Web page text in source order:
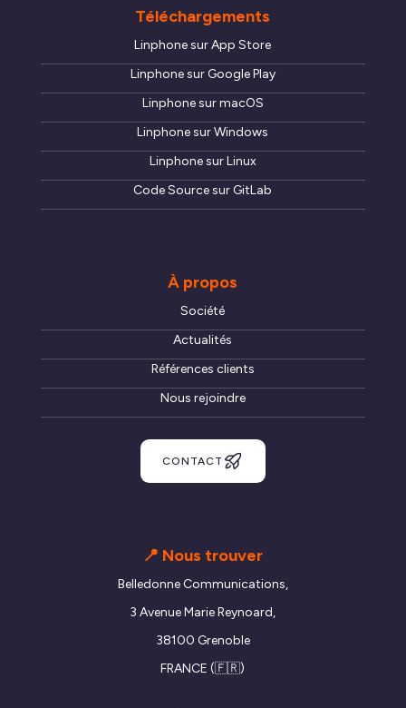
Téléchargements
Linphone sur App Store
Linphone sur Google Play
Linphone sur macOS
Linphone sur Windows
Linphone sur Linux
Code Source sur GitLab
À propos
Société
Actualités
Références clients
Nous rejoindre
CONTACT
📍 Nous trouver
Belledonne Communications,
3 Avenue Marie Reynoard,
38100 Grenoble
FRANCE (🇫🇷)